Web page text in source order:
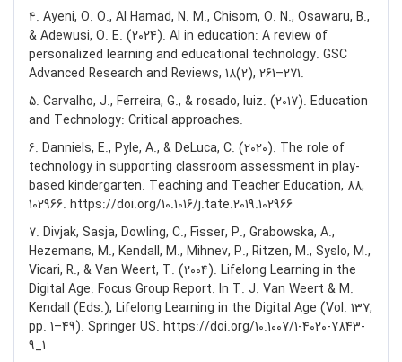
4. Ayeni, O. O., Al Hamad, N. M., Chisom, O. N., Osawaru, B.,
& Adewusi, O. E. (2024). AI in education: A review of
personalized learning and educational technology. GSC
Advanced Research and Reviews, 18(2), 261–271.
5. Carvalho, J., Ferreira, G., & rosado, luiz. (2017). Education
and Technology: Critical approaches.
6. Danniels, E., Pyle, A., & DeLuca, C. (2020). The role of
technology in supporting classroom assessment in play-
based kindergarten. Teaching and Teacher Education, 88,
102966. https://doi.org/10.1016/j.tate.2019.102966
7. Divjak, Sasja, Dowling, C., Fisser, P., Grabowska, A.,
Hezemans, M., Kendall, M., Mihnev, P., Ritzen, M., Syslo, M.,
Vicari, R., & Van Weert, T. (2004). Lifelong Learning in the
Digital Age: Focus Group Report. In T. J. Van Weert & M.
Kendall (Eds.), Lifelong Learning in the Digital Age (Vol. 137,
pp. 1–49). Springer US. https://doi.org/10.1007/1-4020-7843-
9_1